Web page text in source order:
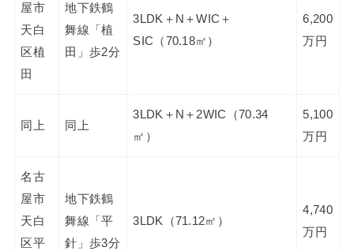
屋市
天白
区植
田
地下鉄鶴
舞線「植
田」歩2分
3LDK＋N＋WIC＋
SIC（70.18㎡）
6,200
万円
同上 同上
3LDK＋N＋2WIC（70.34
㎡）
5,100
万円
名古
屋市
天白
区平
地下鉄鶴
舞線「平
針」歩3分
3LDK（71.12㎡）
4,740
万円